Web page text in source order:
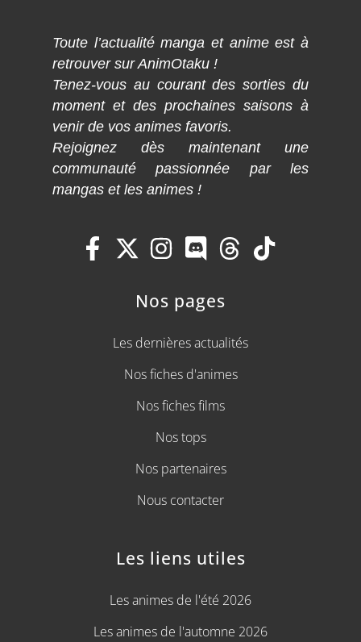
Toute l’actualité manga et anime est à
retrouver sur AnimOtaku !
Tenez-vous au courant des sorties du
moment et des prochaines saisons à
venir de vos animes favoris.
Rejoignez dès maintenant une
communauté passionnée par les
mangas et les animes !
Nos pages
Les dernières actualités
Nos fiches d'animes
Nos fiches films
Nos tops
Nos partenaires
Nous contacter
Les liens utiles
Les animes de l'été 2026
Les animes de l'automne 2026